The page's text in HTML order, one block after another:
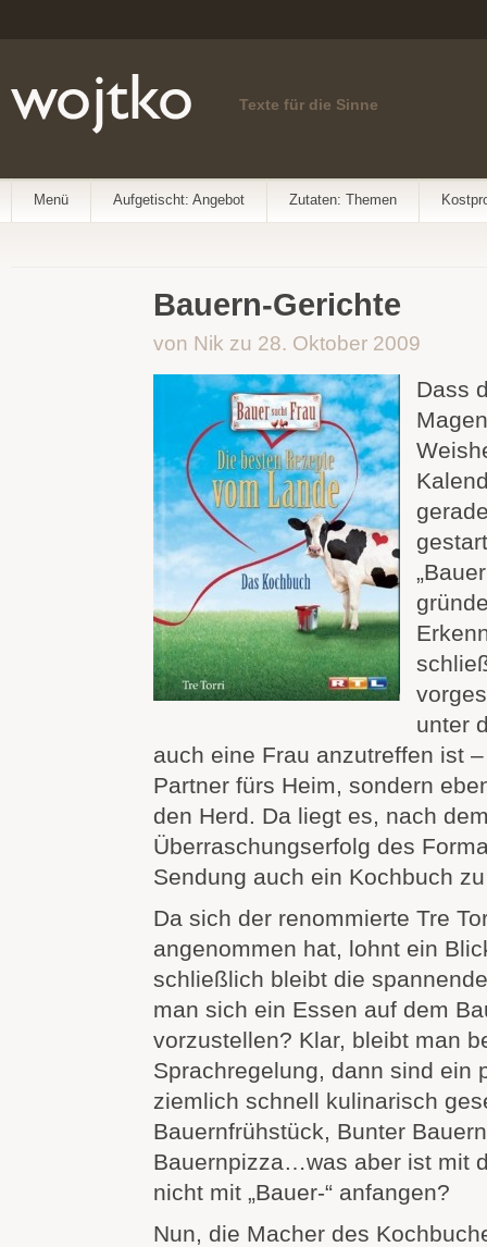
Texte für die Sinne
Menü Aufgetischt: Angebot Zutaten: Themen
Bauern-Gerichte
von Nik zu 28. Oktober 2009
Dass
unter
auch eine Frau anzutreffen ist
Partner fürs Heim, sondern
den Herd. Da liegt es, nach
Überraschungserfolg des
Sendung auch ein Kochbuch
Da sich der renommierte Tre
angenommen hat, lohnt ein
schließlich bleibt die
man sich ein Essen auf dem
vorzustellen? Klar, bleibt man
Sprachregelung, dann sind ein
ziemlich schnell kulinarisch
Bauernfrühstück, Bunter
Bauernpizza…was aber ist mit
nicht mit „Bauer-“ anfangen?
Nun, die Macher des